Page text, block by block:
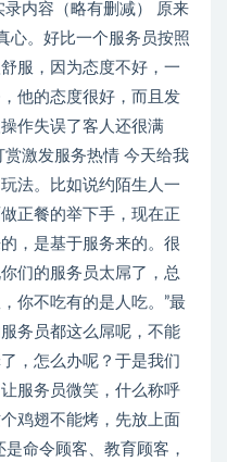
内容（略有删减） 原来
心。好比一个服务员按照
服，因为态度不好，一
他的态度很好，而且发
作失误了客人还很满
激发服务热情 今天给我
法。比如说约陌生人一
正餐的举下手，现在正
，是基于服务来的。很
们的服务员太屌了，总
你不吃有的是人吃。”最
务员都这么屌呢，不能
，怎么办呢？于是我们
服务员微笑，什么称呼
鸡翅不能烤，先放上面
命令顾客、教育顾客，